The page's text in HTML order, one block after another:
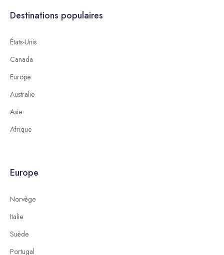
Destinations populaires
États-Unis
Canada
Europe
Australie
Asie
Afrique
Europe
Norvège
Italie
Suède
Portugal